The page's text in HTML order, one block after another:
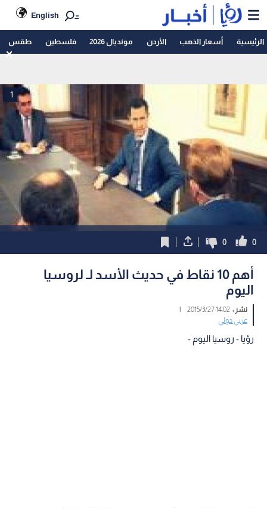
English
الرئيسية أسعار الذهب الأردن مونديال 2026 فلسطين طقس
1
0
0
أهم 10 نقاط في حديث الأسد لـ لروسيا
اليوم
نشر :14:02 2015/3/27
|
عربي دولي
رؤيا - روسيا اليوم -